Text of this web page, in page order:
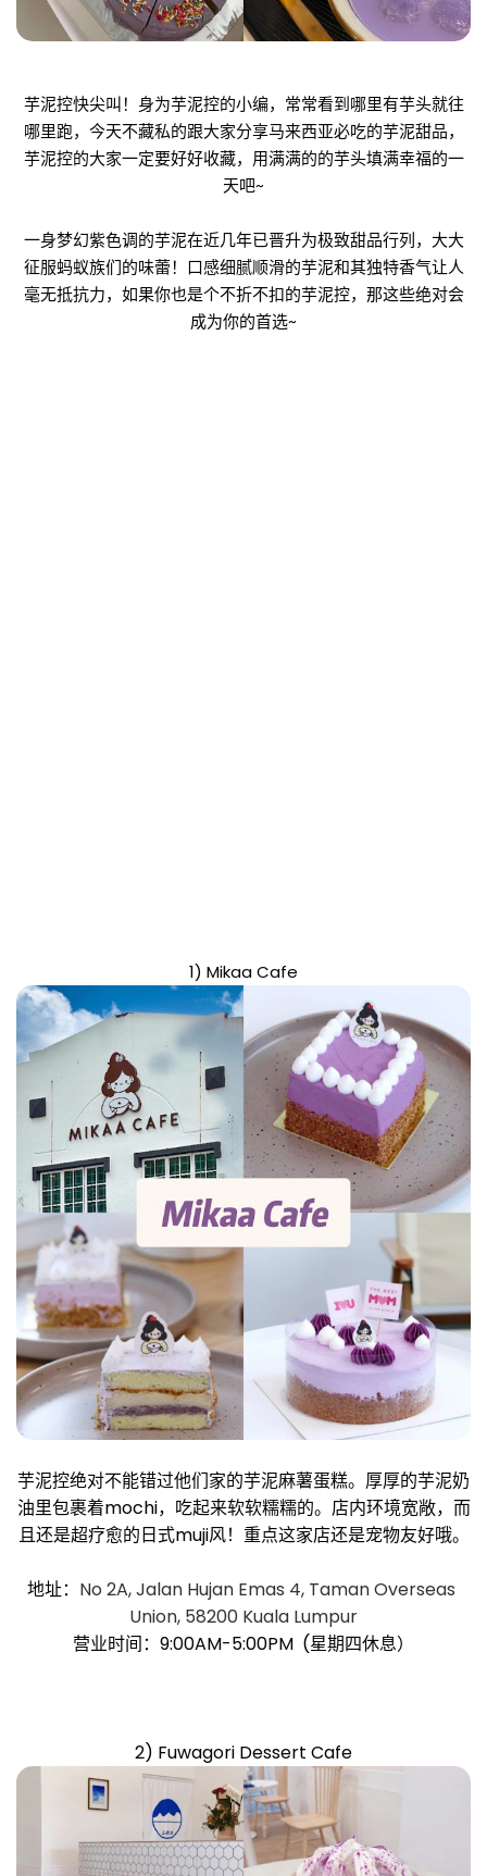
芋泥控快尖叫！身为芋泥控的小编，常常看到哪里有芋头就往
哪里跑，今天不藏私的跟大家分享马来西亚必吃的芋泥甜品，
芋泥控的大家一定要好好收藏，用满满的的芋头填满幸福的一
天吧~
一身梦幻紫色调的芋泥在近几年已晋升为极致甜品行列，大大
征服蚂蚁族们的味蕾！ 口感细腻顺滑的芋泥和其独特香气让人
毫无抵抗力，如果你也是个不折不扣的芋泥控，那这些绝对会
成为你的首选~
1) Mikaa Cafe
芋泥控绝对不能错过他们家的芋泥麻薯蛋糕。厚厚的芋泥奶
油里包裹着mochi，吃起来软软糯糯的。店内环境宽敞，而
且还是超疗愈的日式muji风！重点这家店还是宠物友好哦。
地址： No 2A, Jalan Hujan Emas 4, Taman Overseas
Union, 58200 Kuala Lumpur
营业时间：9:00AM-5:00PM (星期四休息）
2) Fuwagori Dessert Cafe